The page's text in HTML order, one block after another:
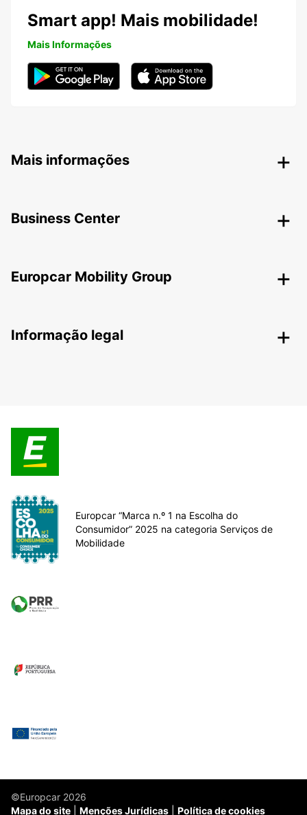
Smart app! Mais mobilidade!
Mais Informações
Mais informações
Business Center
Europcar Mobility Group
Informação legal
Europcar “Marca n.º 1 na Escolha do
Consumidor” 2025 na categoria Serviços de
Mobilidade
©Europcar 2026
Mapa do site
Menções Jurídicas Política de cookies